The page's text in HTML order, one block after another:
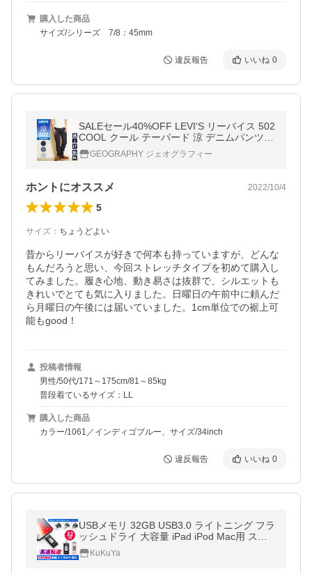
購入した商品
サイズ/シリーズ 7/8：45mm
違反報告 いいね 0
SALEセール40%OFF LEVI'S リーバイス 502
COOL クール テーパード 涼 デニムパンツ
ジーンズ メンズ ストレッチ ジーパン 春夏用
29507-1061/1257/1258
GEOGRAPHY ジェオグラフィー
ホントにオススメ 2022/10/4
5
サイズ ： ちょうどよい
昔からリーバイスが好きで何本も持っていますが、どんな
もんだろうと思い、今回ストレッチタイプを初めて購入し
てみました。履き心地、動き易さは抜群で、シルエットも
きれいでとても気に入りました。日曜日の午前中に頼んだ
ら月曜日の午後には届いていました。1cm単位での裾上可
能もgood！
投稿者情報
男性/50代/171～175cm/81～85kg
普段着ているサイズ：LL
購入した商品
カラー/1061／インディゴブルー、サイズ/34inch
違反報告 いいね 0
USBメモリ 32GB USB3.0 ライトニング フラ
ッシュドライ 大容量 iPad iPod Mac用 スマ
ホ用 micro USB対応 暗号化 小型 コンパクト
KuKuYa